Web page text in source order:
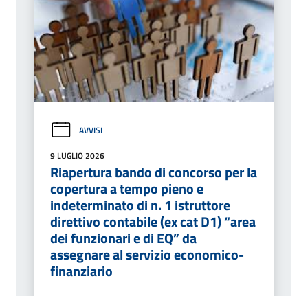
AVVISI
9 LUGLIO 2026
Riapertura bando di concorso per la
copertura a tempo pieno e
indeterminato di n. 1 istruttore
direttivo contabile (ex cat D1) “area
dei funzionari e di EQ” da
assegnare al servizio economico-
finanziario